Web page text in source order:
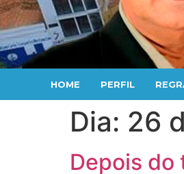
HOME PERFIL
Dia: 26
Depois do